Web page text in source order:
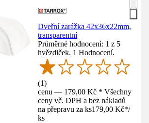
Dveřní zarážka 42x36x22mm,
transparentní
Průměrné hodnocení: 1 z 5
hvězdiček. 1 Hodnocení.
(1)
cenu — 179,00 Kč * Všechny
ceny vč. DPH a bez nákladů
na přepravu za ks179,00 Kč*/
ks